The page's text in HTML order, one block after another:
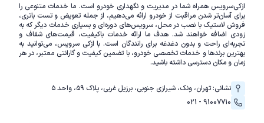
ازکی‌سرویس همراه شما در مدیریت و نگهداری خودرو است. ما خدمات متنوعی را
برای آسان‌تر شدن مراقبت از خودرو ارائه می‌دهیم، از جمله تعویض و تست باتری،
فروش لاستیک با نصب در محل، سرویس‌های دوره‌ای و بسیاری خدمات دیگر که به
زودی اضافه خواهند شد. هدف ما ارائه خدمات باکیفیت، قیمت‌های شفاف و
تجربه‌ای راحت و بدون دغدغه برای رانندگان است. با ازکی سرویس، می‌توانید به
بهترین برندها و خدمات تخصصی خودرو، با تضمین کیفیت و گارانتی معتبر، در هر
زمان و مکان دسترسی داشته باشید.
نشانی: تهران، ونک، شیرازی جنوبی، برزیل غربی، پلاک ۵۹، واحد ۵
021 - 91007710